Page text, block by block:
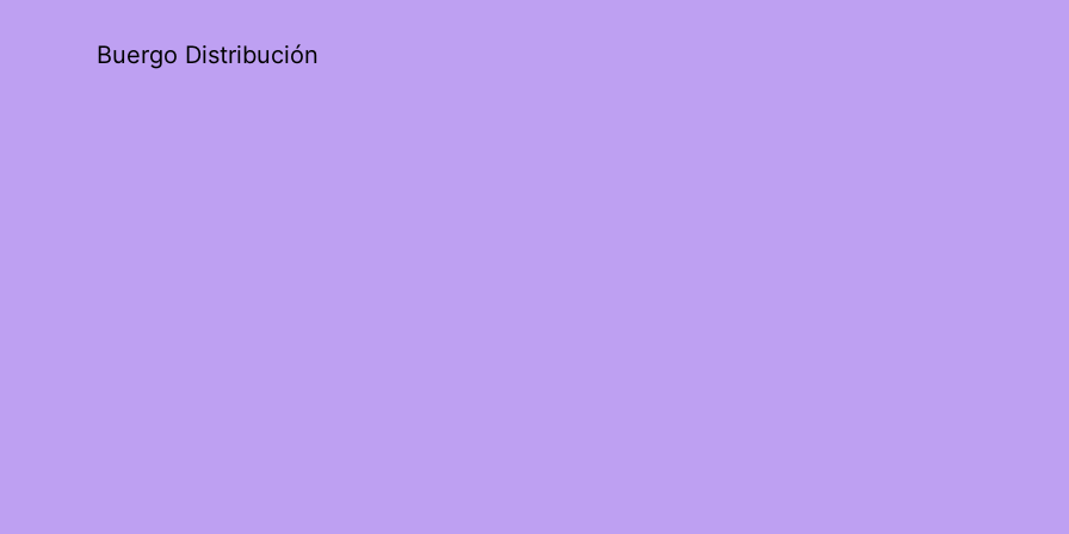
Buergo Distribución